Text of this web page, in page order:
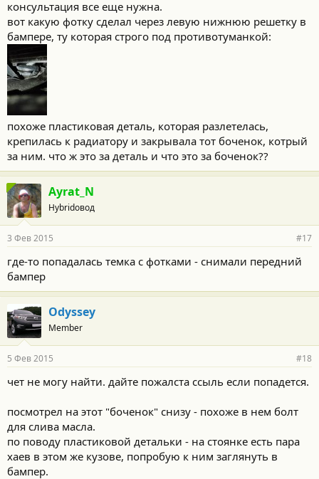
консультация все еще нужна.
вот какую фотку сделал через левую нижнюю решетку в
бампере, ту которая строго под противотуманкой:
похоже пластиковая деталь, которая разлетелась,
крепилась к радиатору и закрывала тот боченок, котрый
за ним. что ж это за деталь и что это за боченок??
Ayrat_N
Hybridовод
3 Фев 2015 #17
где-то попадалась темка с фотками - снимали передний
бампер
Odyssey
Member
5 Фев 2015 #18
чет не могу найти. дайте пожалста ссыль если попадется.
посмотрел на этот "боченок" снизу - похоже в нем болт
для слива масла.
по поводу пластиковой детальки - на стоянке есть пара
хаев в этом же кузове, попробую к ним заглянуть в
бампер.